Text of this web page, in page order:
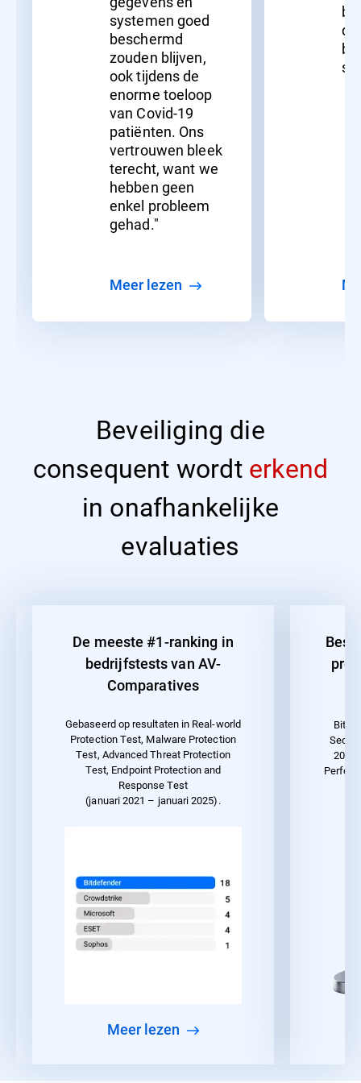
systemen goed
beschermd
zouden blijven,
ook tijdens de
enorme toeloop
van Covid-19
patiënten. Ons
vertrouwen bleek
terecht, want we
hebben geen
enkel probleem
gehad."
meer lezen
Beveiliging die
consequent wordt erkend
in onafhankelijke
evaluaties
De meeste #1-ranking in
bedrijfstests van AV-
Comparatives
Gebaseerd op resultaten in Real-world
Protection Test, Malware Protection
Test, Advanced Threat Protection
Test, Endpoint Protection and
Response Test
(januari 2021 – januari 2025).
meer lezen
2023